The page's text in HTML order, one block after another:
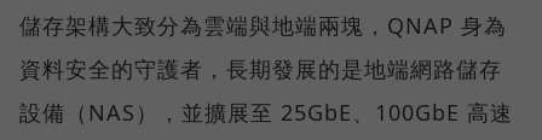
儲存架構大致分為雲端與地端兩塊，QNAP 身為
資料安全的守護者，長期發展的是地端網路儲存
設備（NAS），並擴展至 25GbE、100GbE 高速